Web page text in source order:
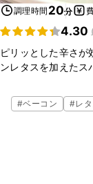
調理時間 20分
4.30 (
ピリッとした辛さが
ンレタスを加えたス
ロメインレタスは
群ですよ。ぜひお
#ベーコン #レ